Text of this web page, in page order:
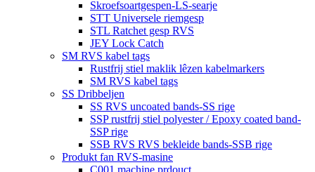
Skroefsoartgespen-LS-searje
STT Universele riemgesp
STL Ratchet gesp RVS
JEY Lock Catch
SM RVS kabel tags
Rustfrij stiel maklik lêzen kabelmarkers
SM RVS kabel tags
SS Dribbeljen
SS RVS uncoated bands-SS rige
SSP rustfrij stiel polyester / Epoxy coated band-
SSP rige
SSB RVS RVS bekleide bands-SSB rige
Produkt fan RVS-masine
C001 machine prdouct